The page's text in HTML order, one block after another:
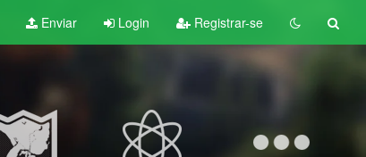
Enviar Login Registrar-se